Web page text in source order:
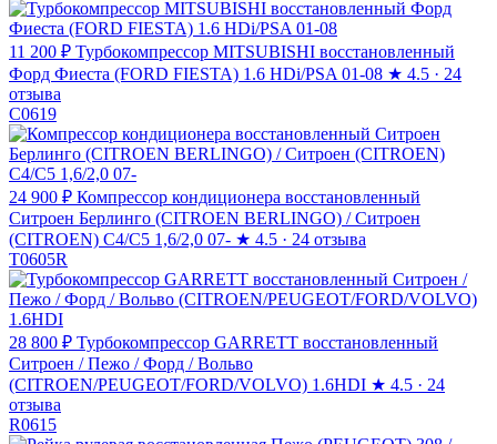
11 200 ₽ Турбокомпрессор MITSUBISHI восстановленный
Форд Фиеста (FORD FIESTA) 1.6 HDi/PSA 01-08 ★ 4.5 · 24
отзыва
C0619
24 900 ₽ Компрессор кондиционера восстановленный
Ситроен Берлинго (CITROEN BERLINGO) / Ситроен
(CITROEN) C4/C5 1,6/2,0 07- ★ 4.5 · 24 отзыва
T0605R
28 800 ₽ Турбокомпрессор GARRETT восстановленный
Ситроен / Пежо / Форд / Вольво
(CITROEN/PEUGEOT/FORD/VOLVO) 1.6HDI ★ 4.5 · 24
отзыва
R0615